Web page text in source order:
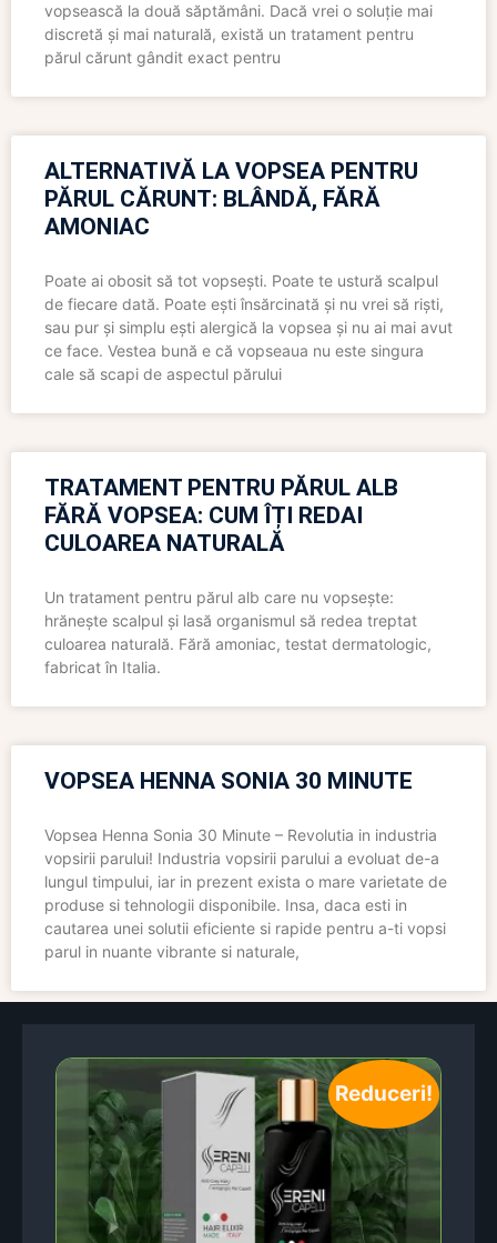
vopsească la două săptămâni. Dacă vrei o soluție mai
discretă și mai naturală, există un tratament pentru
părul cărunt gândit exact pentru
ALTERNATIVĂ LA VOPSEA PENTRU
PĂRUL CĂRUNT: BLÂNDĂ, FĂRĂ
AMONIAC
Poate ai obosit să tot vopsești. Poate te ustură scalpul
de fiecare dată. Poate ești însărcinată și nu vrei să riști,
sau pur și simplu ești alergică la vopsea și nu ai mai avut
ce face. Vestea bună e că vopseaua nu este singura
cale să scapi de aspectul părului
TRATAMENT PENTRU PĂRUL ALB
FĂRĂ VOPSEA: CUM ÎȚI REDAI
CULOAREA NATURALĂ
Un tratament pentru părul alb care nu vopsește:
hrănește scalpul și lasă organismul să redea treptat
culoarea naturală. Fără amoniac, testat dermatologic,
fabricat în Italia.
VOPSEA HENNA SONIA 30 MINUTE
Vopsea Henna Sonia 30 Minute – Revolutia in industria
vopsirii parului! Industria vopsirii parului a evoluat de-a
lungul timpului, iar in prezent exista o mare varietate de
produse si tehnologii disponibile. Insa, daca esti in
cautarea unei solutii eficiente si rapide pentru a-ti vopsi
parul in nuante vibrante si naturale,
Reduceri!